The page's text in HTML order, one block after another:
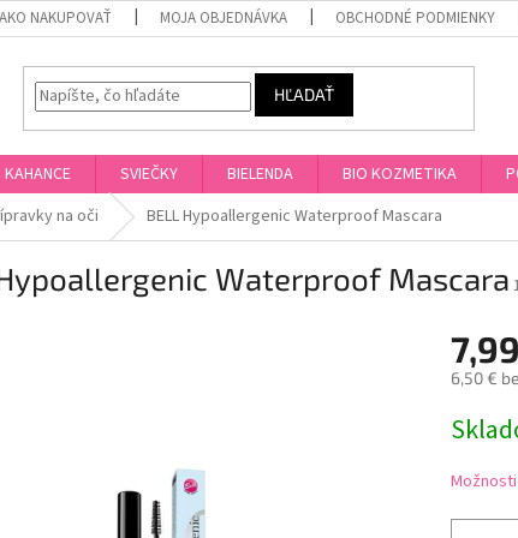
AKO NAKUPOVAŤ MOJA OBJEDNÁVKA OBCHODNÉ PODMIENKY
HĽADAŤ
KAHANCE SVIEČKY BIELENDA BIO KOZMETIKA
na oči BELL Hypoallergenic Waterproof Mascara
Waterproof Mascara
6,50 €
cena: